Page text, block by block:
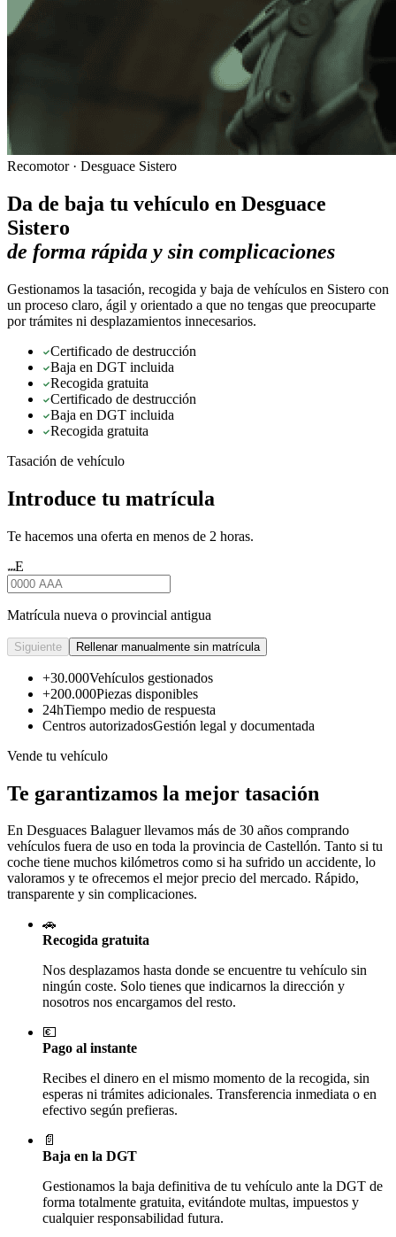
Recomotor · Desguace Sistero
Da de baja tu vehículo en Desguace
Sistero
de forma rápida y sin complicaciones
Gestionamos la tasación, recogida y baja de vehículos en Sistero con
un proceso claro, ágil y orientado a que no tengas que preocuparte
por trámites ni desplazamientos innecesarios.
Certificado de destrucción
Baja en DGT incluida
Recogida gratuita
Certificado de destrucción
Baja en DGT incluida
Recogida gratuita
Tasación de vehículo
Introduce tu matrícula
Te hacemos una oferta en menos de 2 horas.
★★★E
Matrícula nueva o provincial antigua
Siguiente Rellenar manualmente sin matrícula
+30.000Vehículos gestionados
+200.000Piezas disponibles
24hTiempo medio de respuesta
Centros autorizadosGestión legal y documentada
Vende tu vehículo
Te garantizamos la mejor tasación
En Desguaces Balaguerllevamos más de 30 años comprando
vehículos fuera de uso en toda la provincia de Castellón. Tanto si tu
coche tiene muchos kilómetros como si ha sufrido un accidente, lo
valoramos y te ofrecemos el mejor precio del mercado. Rápido,
transparente y sin complicaciones.
🚗
Recogida gratuita
Nos desplazamos hasta donde se encuentre tu vehículo sin
ningún coste. Solo tienes que indicarnos la dirección y
nosotros nos encargamos del resto.
💶
Pago al instante
Recibes el dinero en el mismo momento de la recogida, sin
esperas ni trámites adicionales. Transferencia inmediata o en
efectivo según prefieras.
📄
Baja en la DGT
Gestionamos la baja definitiva de tu vehículo ante la DGT de
forma totalmente gratuita, evitándote multas, impuestos y
cualquier responsabilidad futura.